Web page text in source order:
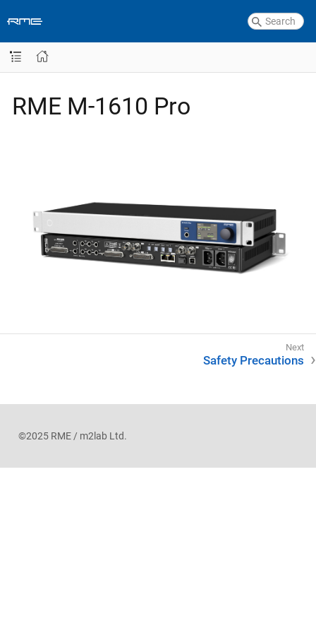
RME M-1610 Pro
Safety Precautions
©2025 RME / m2lab Ltd.